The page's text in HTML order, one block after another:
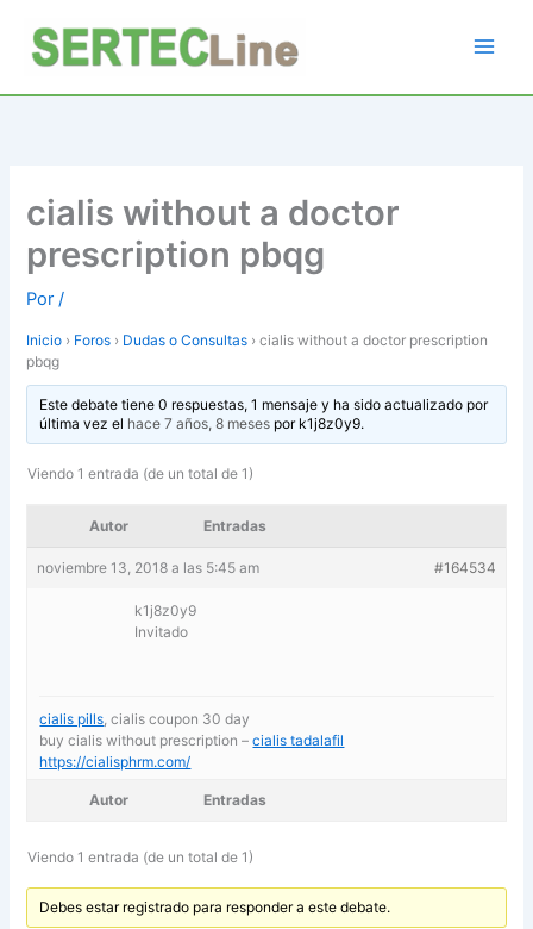
contenido
cialis without a doctor
prescription pbqg
Por/
Inicio › Foros › Dudas o Consultas › cialis without a doctor prescription
pbqg
Este debate tiene 0 respuestas, 1 mensaje y ha sido actualizado por
última vez el hace 7 años, 8 mesespor k1j8z0y9.
Viendo 1 entrada (de un total de 1)
Autor Entradas
noviembre 13, 2018 a las 5:45 am #164534
k1j8z0y9
Invitado
cialis pills , cialis coupon 30 day
buy cialis without prescription –cialis tadalafil
https://cialisphrm.com/
Autor Entradas
Viendo 1 entrada (de un total de 1)
Debes estar registrado para responder a este debate.